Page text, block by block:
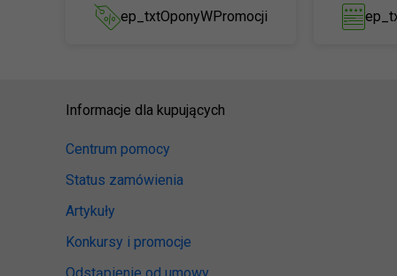
ep_txtOponyWPromocji
Informacje dla kupujących
Centrum pomocy
Status zamówienia
Artykuły
Konkursy i promocje